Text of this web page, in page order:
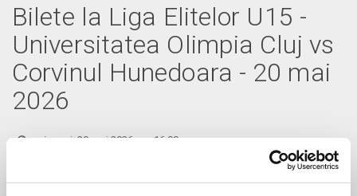
Bilete la Liga Elitelor U15 -
Universitatea Olimpia Cluj vs
Corvinul Hunedoara - 20 mai
2026
miercuri, 20 mai 2026 ora 16:00
Aceste bilete sunt virtuale și reprezintă o modalitate de susținere a